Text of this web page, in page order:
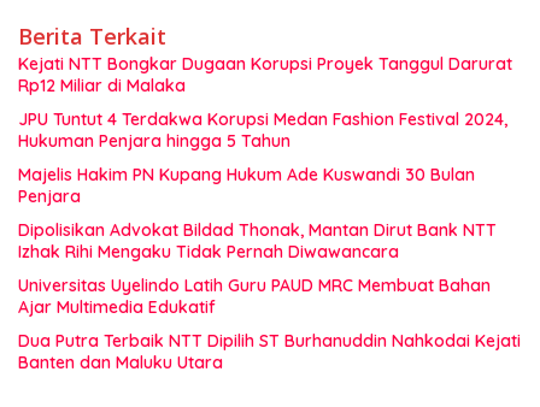
Berita Terkait
Kejati NTT Bongkar Dugaan Korupsi Proyek Tanggul Darurat
Rp12 Miliar di Malaka
JPU Tuntut 4 Terdakwa Korupsi Medan Fashion Festival 2024,
Hukuman Penjara hingga 5 Tahun
Majelis Hakim PN Kupang Hukum Ade Kuswandi 30 Bulan
Penjara
Dipolisikan Advokat Bildad Thonak, Mantan Dirut Bank NTT
Izhak Rihi Mengaku Tidak Pernah Diwawancara
Universitas Uyelindo Latih Guru PAUD MRC Membuat Bahan
Ajar Multimedia Edukatif
Dua Putra Terbaik NTT Dipilih ST Burhanuddin Nahkodai Kejati
Banten dan Maluku Utara